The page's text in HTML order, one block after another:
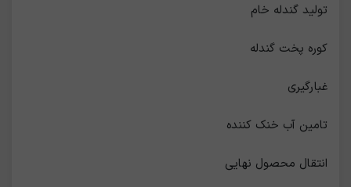
تولید گندله خام
کوره پخت گندله
غبارگیری
تامین آب خنک کننده
انتقال محصول نهایی